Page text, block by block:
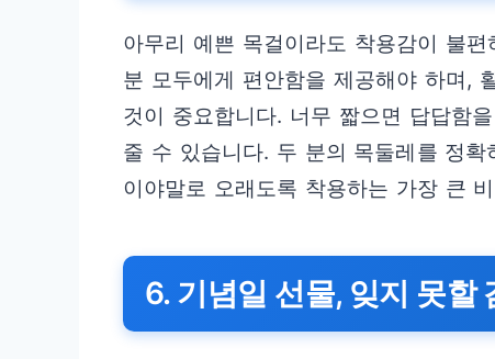
아무리 예쁜 목걸이라도 착용감이 불
분 모두에게 편안함을 제공해야 하며,
것이 중요합니다. 너무 짧으면 답답함
줄 수 있습니다. 두 분의 목둘레를 정
이야말로 오래도록 착용하는 가장 큰
6. 기념일 선물, 잊지 못할